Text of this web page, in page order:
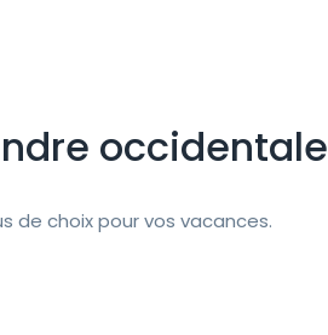
occidentale
de choix pour vos vacances.